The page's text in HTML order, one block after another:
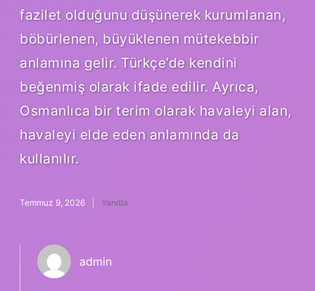
fazilet olduğunu düşünerek kurumlanan,
böbürlenen, büyüklenen mütekebbir
anlamına gelir. Türkçe’de kendini
beğenmiş olarak ifade edilir. Ayrıca,
Osmanlıca bir terim olarak havaleyi alan,
havaleyi elde eden anlamında da
kullanılır.
Temmuz 9, 2026 Yanıtla
admin